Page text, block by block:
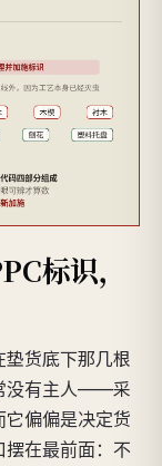
标识，
货底下那几根
没有主人——采
偏偏是决定货
在最前面：不